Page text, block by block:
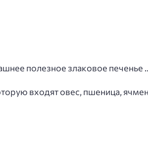
полезное злаковое печенье
входят овес, пшеница,